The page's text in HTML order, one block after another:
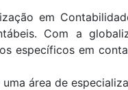
em
Com a
específicos em
área de